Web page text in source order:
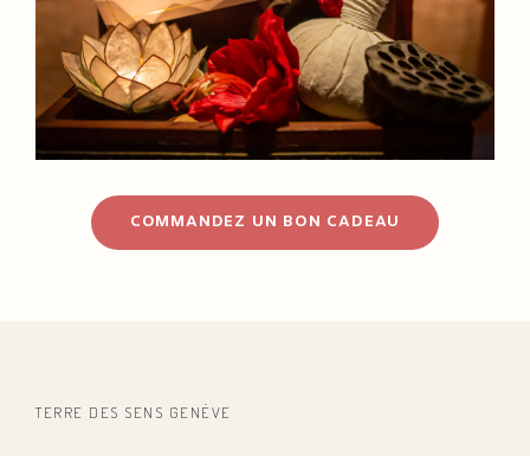
COMMANDEZ UN BON CADEAU
TERRE DES SENS GENÈVE